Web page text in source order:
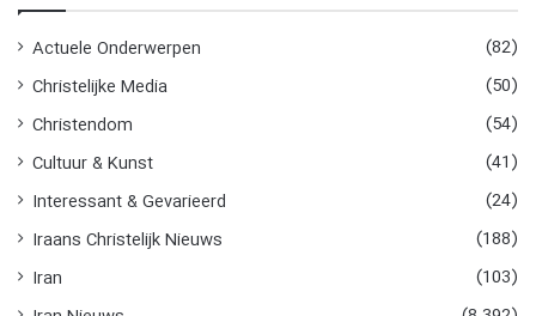
n
Actuele Onderwerpen
(82)
Christelijke Media
(50)
Christendom
(54)
Cultuur & Kunst
(41)
Interessant & Gevarieerd
(24)
Iraans Christelijk Nieuws
(188)
Iran
(103)